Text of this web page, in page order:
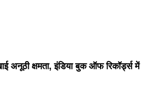
अनूठी क्षमता, इंडिया बुक ऑफ रिकॉर्ड्स में